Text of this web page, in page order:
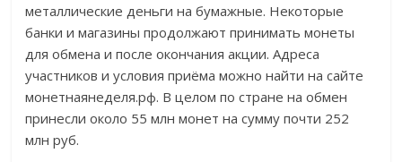
металлические деньги на бумажные. Некоторые
банки и магазины продолжают принимать монеты
для обмена и после окончания акции. Адреса
участников и условия приёма можно найти на сайте
монетнаянеделя.рф. В целом по стране на обмен
принесли около 55 млн монет на сумму почти 252
млн руб.